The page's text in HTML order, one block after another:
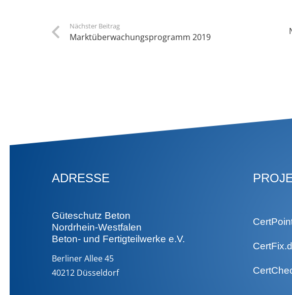
Nächster Beitrag
Marktüberwachungsprogramm 2019
ADRESSE
Güteschutz Beton
Nordrhein-Westfalen
Beton- und Fertigteilwerke e.V.
Berliner Allee 45
40212 Düsseldorf